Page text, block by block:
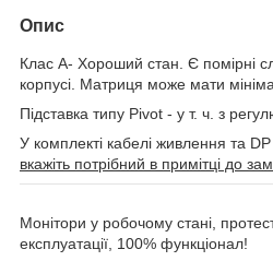
Опис
Клас A- Хороший стан. Є помірні
корпусі. Матриця може мати
Підставка типу Pivot - у т. ч. з
У комплекті кабелі живлення та
вкажіть потрібний в примітці до
Монітори у робочому стані,
експлуатації, 100% функціонал!